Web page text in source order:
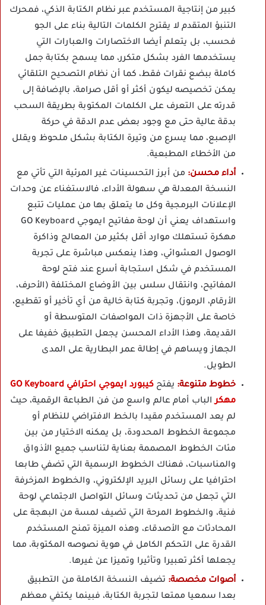
كبير من إنتاجية المستخدم عبر نظام الكتابة الذكي، فمحرك
التنبؤ المتقدم لا يقترح الكلمات التالية بناء على الجو
فحسب، بل يتعلم أيضا الاختصارات والعبارات التي
يستخدمها الفرد بشكل متكرر، مما يسمح بكتابة جمل
كاملة ببضع نقرات فقط، كما أن نظام التصحيح التلقائي
يمكن تخصيصه ليكون أكثر أو أقل صرامة، بالإضافة إلى
قدرته على التعرف على الكلمات المكتوبة بطريقة السحب
بدقة عالية حتى مع وجود بعض عدم الدقة في حركة
الإصبع، مما يسرع من وتيرة الكتابة بشكل ملحوظ ويقلل
من الأخطاء المطبعية.
أداء محسن: من أبرز التحسينات غير المرئية التي تأتي مع
النسخة المعدلة هي سهولة الأداء، فالاستغناء عن وحدات
الإعلانات البرمجية وكل ما يتعلق بها من عمليات تتبع
واستهداف يعني أن لوحة مفاتيح ايموجي GO Keyboard
مهكرة تستهلك موارد أقل بكثير من المعالج وذاكرة
الوصول العشوائي، وهذا ينعكس مباشرة على تجربة
المستخدم في شكل استجابة أسرع عند فتح لوحة
المفاتيح، وانتقال سلس بين الأوضاع المختلفة (الأحرف،
الأرقام، الرموز)، وتجربة كتابة خالية من أي تأخير أو تقطيع،
خاصة على الأجهزة ذات المواصفات المتوسطة أو
القديمة، وهذا الأداء المحسن يجعل التطبيق خفيفا على
الجهاز ويساهم في إطالة عمر البطارية على المدى
الطويل.
خطوط متنوعة: يفتح
كيبورد ايموجي احترافي GO Keyboard
مهكرالباب أمام عالم واسع من فن الطباعة الرقمية، حيث
لم يعد المستخدم مقيدا بالخط الافتراضي للنظام أو
مجموعة الخطوط المحدودة، بل يمكنه الاختيار من بين
مئات الخطوط المصممة بعناية لتناسب جميع الأذواق
والمناسبات، فهناك الخطوط الرسمية التي تضفي طابعا
احترافيا على رسائل البريد الإلكتروني، والخطوط المزخرفة
التي تجعل من تحديثات وسائل التواصل الاجتماعي لوحة
فنية، والخطوط المرحة التي تضيف لمسة من البهجة على
المحادثات مع الأصدقاء، وهذه الميزة تمنح المستخدم
القدرة على التحكم الكامل في هوية نصوصه المكتوبة، مما
يجعلها أكثر تعبيرا وتأثيرا وتميزا عن غيرها.
أصوات مخصصة: تضيف النسخة الكاملة من التطبيق
بعدا سمعيا ممتعا لتجربة الكتابة، فبينما يكتفي معظم